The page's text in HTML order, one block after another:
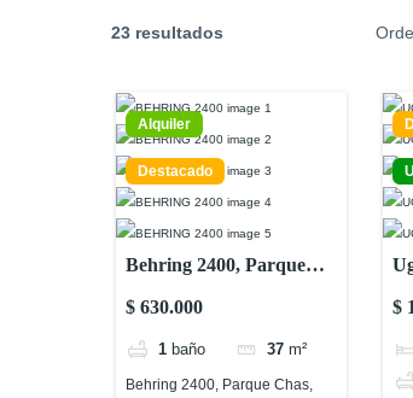
23 resultados
Alquiler
Destacado
Behring 2400, Parque
$ 630.000
1 baño 37 m²
Behring 2400, Parque Chas,
$